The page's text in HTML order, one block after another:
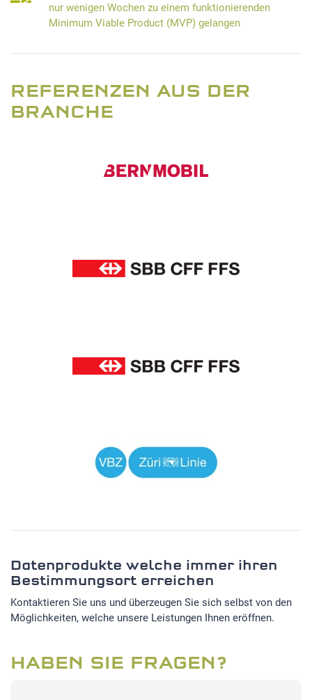
nur wenigen Wochen zu einem funktionierenden
Minimum Viable Product (MVP) gelangen
REFERENZEN AUS DER
BRANCHE
Datenprodukte welche immer ihren
Bestimmungsort erreichen
Kontaktieren Sie uns und überzeugen Sie sich selbst von den
Möglichkeiten, welche unsere Leistungen Ihnen eröffnen.
HABEN SIE FRAGEN?